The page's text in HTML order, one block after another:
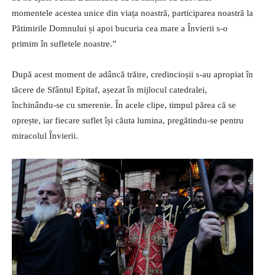
momentele acestea unice din viața noastră, participarea noastră la
Pătimirile Domnului și apoi bucuria cea mare a Învierii s-o
primim în sufletele noastre.”
După acest moment de adâncă trăire, credincioșii s-au apropiat în
tăcere de Sfântul Epitaf, așezat în mijlocul catedralei,
închinându-se cu smerenie. În acele clipe, timpul părea că se
oprește, iar fiecare suflet își căuta lumina, pregătindu-se pentru
miracolul Învierii.